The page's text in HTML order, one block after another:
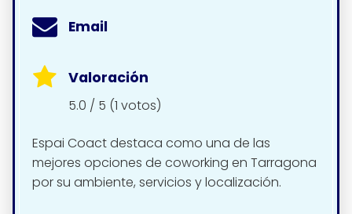
Email
Valoración
5.0 / 5 (1 votos)
Espai Coact destaca como una de las
mejores opciones de coworking en Tarragona
por su ambiente, servicios y localización.